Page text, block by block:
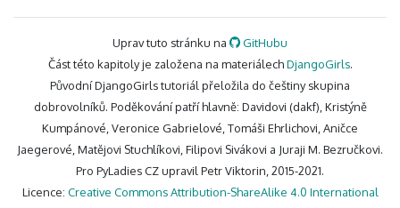
Uprav tuto stránku na
GitHubu
Část této kapitoly je založena na materiálechDjangoGirls.
Původní DjangoGirls tutoriál přeložila do češtiny skupina
dobrovolníků. Poděkování patří hlavně: Davidovi (dakf), Kristýně
Kumpánové, Veronice Gabrielové, Tomáši Ehrlichovi, Aničce
Jaegerové, Matějovi Stuchlíkovi, Filipovi Sivákovi a Juraji M. Bezručkovi.
Pro PyLadies CZ upravil Petr Viktorin, 2015-2021.
Licence: Creative Commons Attribution-ShareAlike 4.0 International